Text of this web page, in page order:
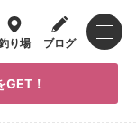
り場 ブログ
！